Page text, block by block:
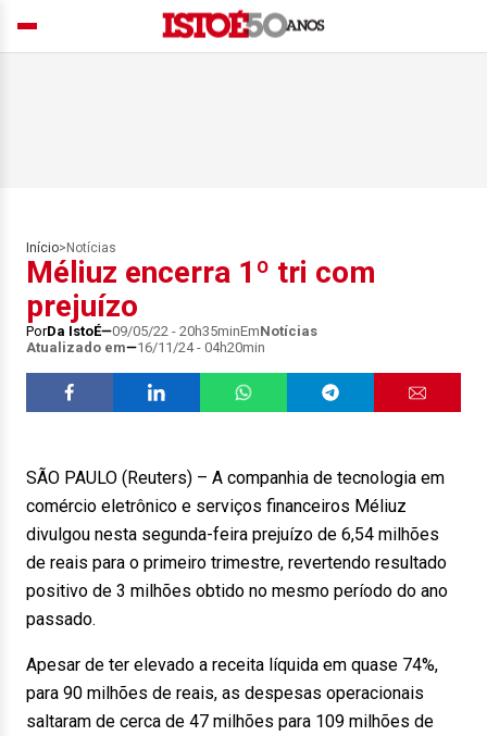
Início> Notícias
Méliuz encerra 1º tri com
prejuízo
PorDa IstoÉ 09/05/22 - 20h35minEmNotícias
Atualizado em
16/11/24 - 04h20min
SÃO PAULO (Reuters) – A companhia de tecnologia em
comércio eletrônico e serviços financeiros Méliuz
divulgou nesta segunda-feira prejuízo de 6,54 milhões
de reais para o primeiro trimestre, revertendo resultado
positivo de 3 milhões obtido no mesmo período do ano
passado.
Apesar de ter elevado a receita líquida em quase 74%,
para 90 milhões de reais, as despesas operacionais
saltaram de cerca de 47 milhões para 109 milhões de